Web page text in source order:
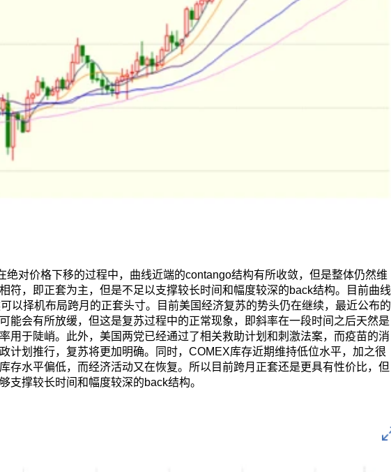
绝对价格下移的过程中，曲线近端的contango结构有所收敛，但是整体仍然维
符，即正套为主，但是不足以支撑较长时间和幅度较深的back结构。目前曲线
以择机布局跨月的正套头寸。目前美国经济复苏的势头仍在继续，最近公布的
能会有所放缓，但这是复苏过程中的正常现象，即斜率在一段时间之后天然是
用于陡峭。此外，美国两党已经通过了相关救助计划和刺激法案，而疫苗的消
计划推行，复苏将更加明确。同时，COMEX库存近期维持低位水平，加之很
存水平偏低，而经济活动又在恢复。所以目前跨月正套还是更具有性价比，但
支撑较长时间和幅度较深的back结构。